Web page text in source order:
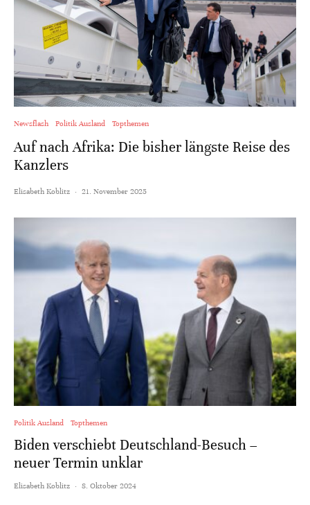
Newsflash Politik Ausland Topthemen
Auf nach Afrika: Die bisher längste Reise des
Kanzlers
Elisabeth Koblitz · 21. November 2025
Politik Ausland Topthemen
Biden verschiebt Deutschland-Besuch –
neuer Termin unklar
Elisabeth Koblitz · 8. Oktober 2024